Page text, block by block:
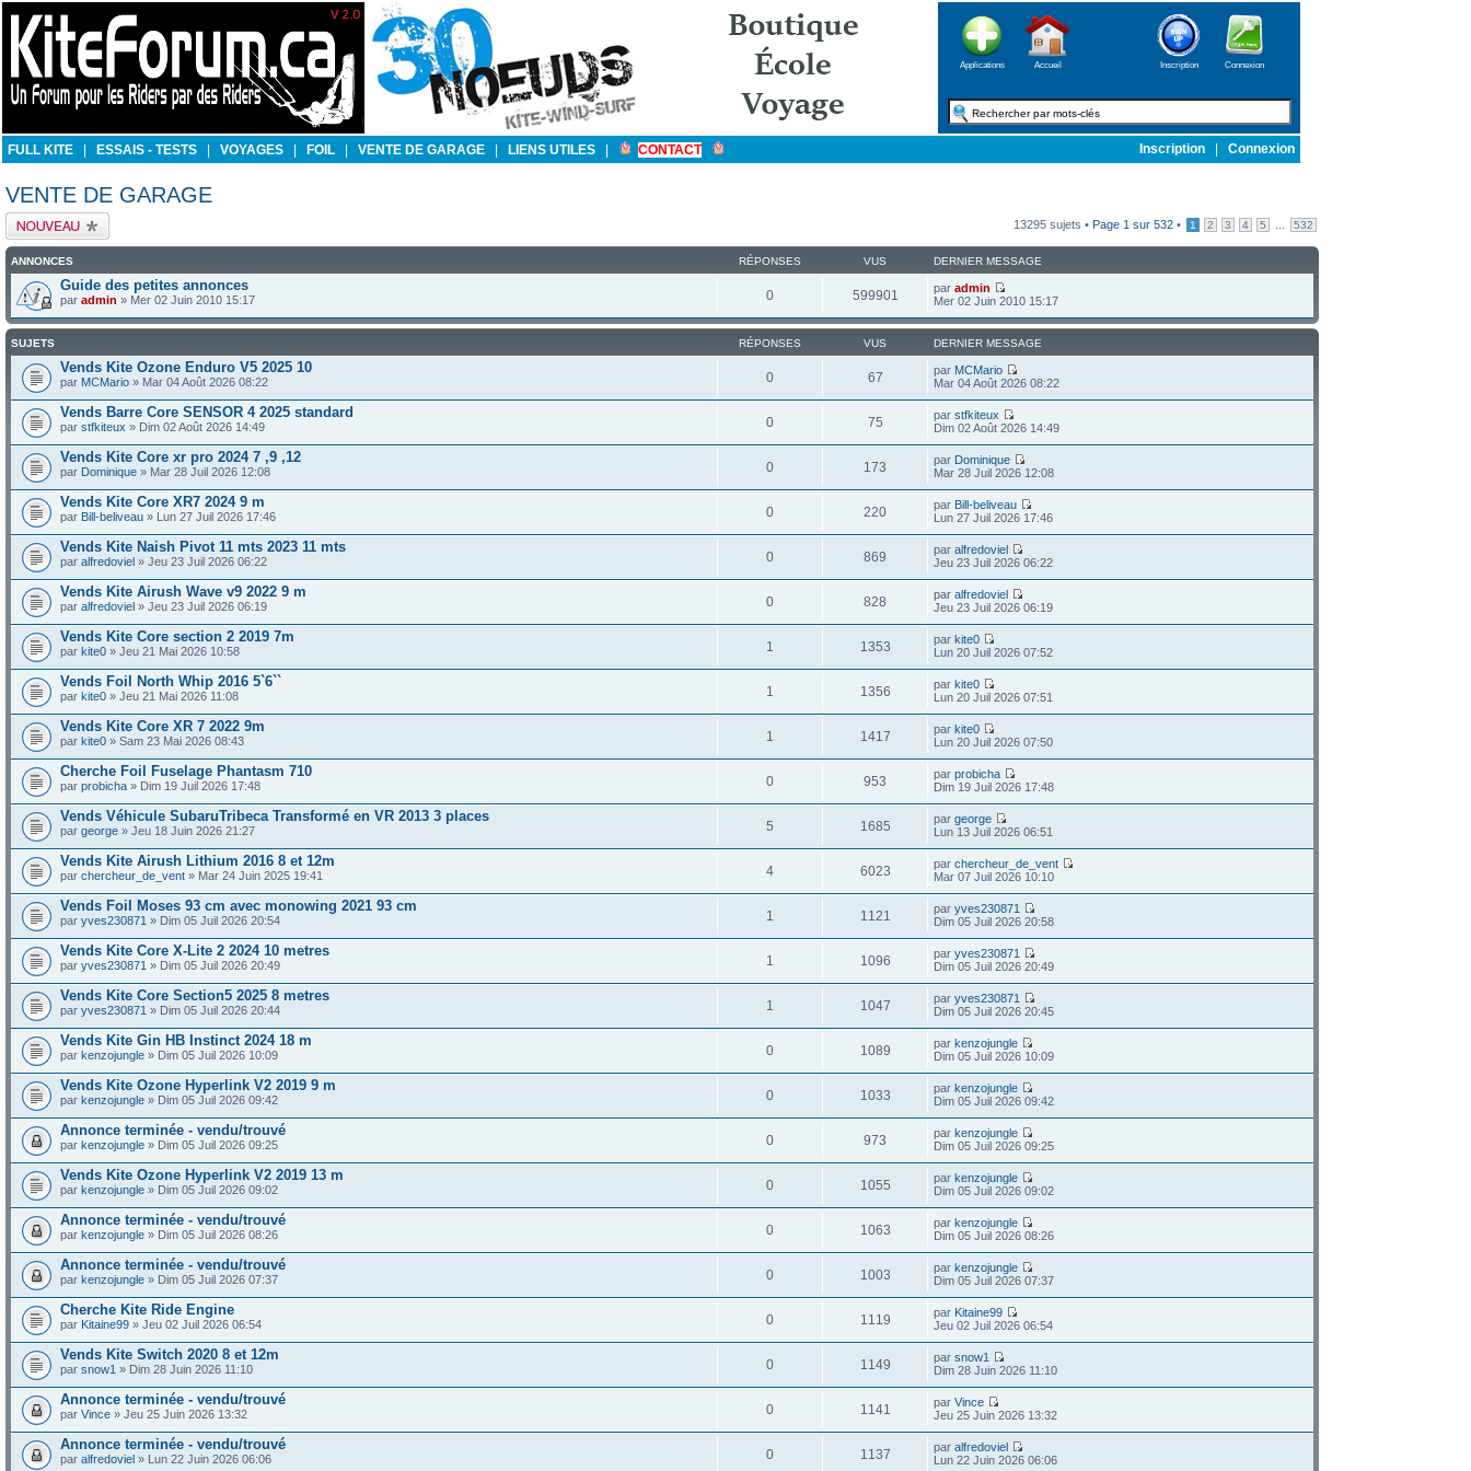
Applications Accueil Inscription Connexion
FULL KITE ESSAIS - TESTS VOYAGES FOIL VENTE DE GARAGE LIENS UTILES CONTACT Inscription Connexion
VENTE DE GARAGE
Publier un nouveau
sujet
13295 sujets • Page 1 sur 532 • 1 2 3 4 5 532
ANNONCES RÉPONSES VUS DERNIER MESSAGE
Guide des petites annonces
par admin » Mer 02 Juin 2010 15:17 0 599901 paradmin
Mer 02 Juin 2010 15:17
SUJETS RÉPONSES VUS DERNIER MESSAGE
Vends Kite Ozone Enduro V5 2025 10
par MCMario » Mar 04 Août 2026 08:22 0 67 par MCMario
Mar 04 Août 2026 08:22
Vends Barre Core SENSOR 4 2025 standard
par stfkiteux » Dim 02 Août 2026 14:49 0 75 parstfkiteux
Dim 02 Août 2026 14:49
Vends Kite Core xr pro 2024 7 ,9 ,12
par Dominique » Mar 28 Juil 2026 12:08 0 173 par Dominique
Mar 28 Juil 2026 12:08
Vends Kite Core XR7 2024 9 m
par Bill-beliveau » Lun 27 Juil 2026 17:46 0 220 par Bill-beliveau
Lun 27 Juil 2026 17:46
Vends Kite Naish Pivot 11 mts 2023 11 mts
par alfredoviel » Jeu 23 Juil 2026 06:22 0 869 paralfredoviel
Jeu 23 Juil 2026 06:22
Vends Kite Airush Wave v9 2022 9 m
par alfredoviel » Jeu 23 Juil 2026 06:19 0 828 paralfredoviel
Jeu 23 Juil 2026 06:19
Vends Kite Core section 2 2019 7m
par kite0 » Jeu 21 Mai 2026 10:58 1 1353 parkite0
Lun 20 Juil 2026 07:52
Vends Foil North Whip 2016 5`6``
par kite0 » Jeu 21 Mai 2026 11:08 1 1356 parkite0
Lun 20 Juil 2026 07:51
Vends Kite Core XR 7 2022 9m
par kite0 » Sam 23 Mai 2026 08:43 1 1417 parkite0
Lun 20 Juil 2026 07:50
Cherche Foil Fuselage Phantasm 710
par probicha » Dim 19 Juil 2026 17:48 0 953 parprobicha
Dim 19 Juil 2026 17:48
Vends Véhicule SubaruTribeca Transformé en VR 2013 3 places
par george » Jeu 18 Juin 2026 21:27 5 1685 pargeorge
Lun 13 Juil 2026 06:51
Vends Kite Airush Lithium 2016 8 et 12m
par chercheur_de_vent » Mar 24 Juin 2025 19:41 4 6023 parchercheur_de_vent
Mar 07 Juil 2026 10:10
Vends Foil Moses 93 cm avec monowing 2021 93 cm
par yves230871 » Dim 05 Juil 2026 20:54 1 1121 paryves230871
Dim 05 Juil 2026 20:58
Vends Kite Core X-Lite 2 2024 10 metres
par yves230871 » Dim 05 Juil 2026 20:49 1 1096 paryves230871
Dim 05 Juil 2026 20:49
Vends Kite Core Section5 2025 8 metres
par yves230871 » Dim 05 Juil 2026 20:44 1 1047 paryves230871
Dim 05 Juil 2026 20:45
Vends Kite Gin HB Instinct 2024 18 m
par kenzojungle » Dim 05 Juil 2026 10:09 0 1089 parkenzojungle
Dim 05 Juil 2026 10:09
Vends Kite Ozone Hyperlink V2 2019 9 m
par kenzojungle » Dim 05 Juil 2026 09:42 0 1033 parkenzojungle
Dim 05 Juil 2026 09:42
Annonce terminée - vendu/trouvé
par kenzojungle » Dim 05 Juil 2026 09:25 0 973 parkenzojungle
Dim 05 Juil 2026 09:25
Vends Kite Ozone Hyperlink V2 2019 13 m
par kenzojungle » Dim 05 Juil 2026 09:02 0 1055 parkenzojungle
Dim 05 Juil 2026 09:02
Annonce terminée - vendu/trouvé
par kenzojungle » Dim 05 Juil 2026 08:26 0 1063 parkenzojungle
Dim 05 Juil 2026 08:26
Annonce terminée - vendu/trouvé
par kenzojungle » Dim 05 Juil 2026 07:37 0 1003 parkenzojungle
Dim 05 Juil 2026 07:37
Cherche Kite Ride Engine
par Kitaine99 » Jeu 02 Juil 2026 06:54 0 1119 par Kitaine99
Jeu 02 Juil 2026 06:54
Vends Kite Switch 2020 8 et 12m
par snow1 » Dim 28 Juin 2026 11:10 0 1149 parsnow1
Dim 28 Juin 2026 11:10
Annonce terminée - vendu/trouvé
par Vince » Jeu 25 Juin 2026 13:32 0 1141 parVince
Jeu 25 Juin 2026 13:32
Annonce terminée - vendu/trouvé
par alfredoviel » Lun 22 Juin 2026 06:06 0 1137 paralfredoviel
Lun 22 Juin 2026 06:06